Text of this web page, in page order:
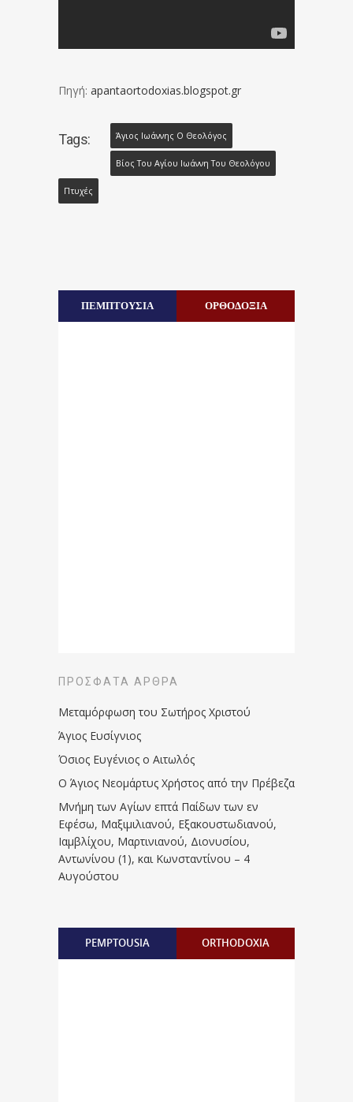
Πηγή: apantaortodoxias.blogspot.gr
Tags: Άγιος Ιωάννης Ο Θεολόγος
Βίος Του Αγίου Ιωάννη Του Θεολόγου
Πτυχές
ΠΕΜΠΤΟΥΣΙΑ ΟΡΘΟΔΟΞΙΑ
ΠΡΌΣΦΑΤΑ ΆΡΘΡΑ
Μεταμόρφωση του Σωτήρος Χριστού
Άγιος Ευσίγνιος
Όσιος Ευγένιος ο Αιτωλός
Ο Άγιος Νεομάρτυς Χρήστος από την Πρέβεζα
Μνήμη των Aγίων επτά Παίδων των εν
Eφέσω, Mαξιμιλιανού, Eξακουστωδιανού,
Iαμβλίχου, Mαρτινιανού, Διονυσίου,
Aντωνίνου (1), και Kωνσταντίνου – 4
Αυγούστου
PEMPTOUSIA ORTHODOXIA